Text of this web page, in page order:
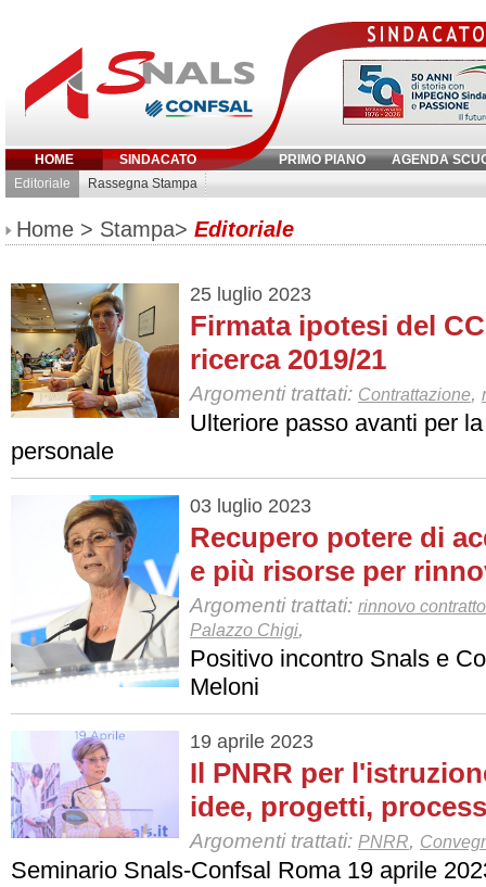
HOME SINDACATO PRIMO PIANO
AGENDA
Editoriale
Rassegna Stampa
Inserisci parola chiave:
Home > Stampa> Editoriale
25 luglio 2023
Firmata ipotesi del
ricerca 2019/21
Argomenti trattati: Contrattazione,
Ulteriore passo avanti per
personale
03 luglio 2023
Recupero potere di
e più risorse per
Argomenti trattati: rinnovo contratto
Palazzo Chigi,
Positivo incontro Snals e
Meloni
19 aprile 2023
Il PNRR per
idee, progetti,
Argomenti trattati: PNRR,
Seminario Snals-Confsal Roma 19 aprile